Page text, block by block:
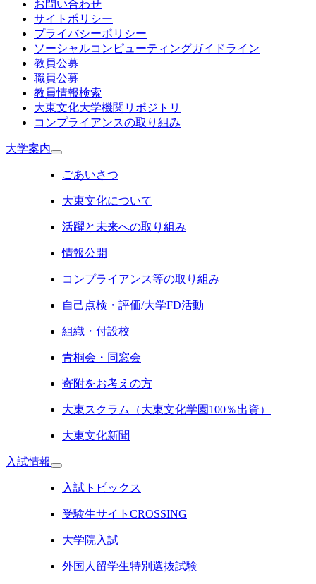
お問い合わせ
サイトポリシー
プライバシーポリシー
ソーシャルコンピューティングガイドライン
教員公募
職員公募
教員情報検索
大東文化大学機関リポジトリ
コンプライアンスの取り組み
大学案内
ごあいさつ
大東文化について
活躍と未来への取り組み
情報公開
コンプライアンス等の取り組み
自己点検・評価/大学FD活動
組織・付設校
青桐会・同窓会
寄附をお考えの方
大東スクラム（大東文化学園100％出資）
大東文化新聞
入試情報
入試トピックス
受験生サイトCROSSING
大学院入試
外国人留学生特別選抜試験